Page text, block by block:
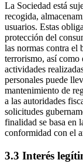
La Sociedad está
recogida,
usuarios. Estas
protección del
las normas contra el
terrorismo, así como
actividades
personales puede
mantenimiento de
a las autoridades
solicitudes
finalidad se basa en
conformidad con el
3.3 Interés